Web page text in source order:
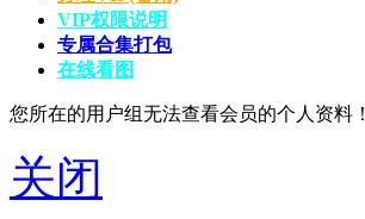
VIP权限说明
专属合集打包
在线看图
您所在的用户组无法查看会员的个人资料！
关闭